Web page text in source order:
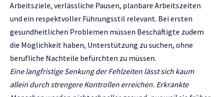
Arbeitsziele, verlässliche Pausen, planbare Arbeitszeiten
und ein respektvoller Führungsstil relevant. Bei ersten
gesundheitlichen Problemen müssen Beschäftigte zudem
die Möglichkeit haben, Unterstützung zu suchen, ohne
berufliche Nachteile befürchten zu müssen.
Eine langfristige Senkung der Fehlzeiten lässt sich kaum
allein durch strengere Kontrollen erreichen. Erkrankte